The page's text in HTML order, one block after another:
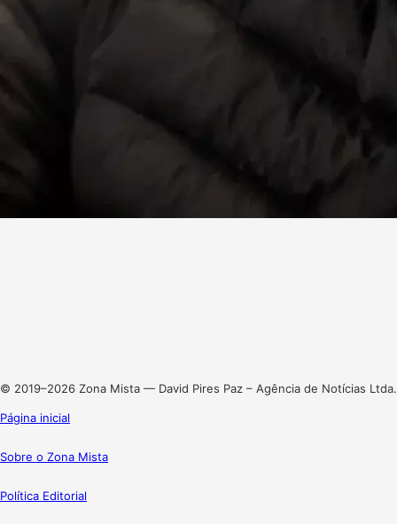
© 2019–2026 Zona Mista — David Pires Paz – Agência de Notícias Ltda.
Página inicial
Sobre o Zona Mista
Política Editorial